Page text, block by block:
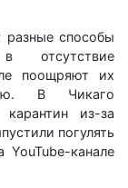
способы
отсутствие
поощряют их
В Чикаго
из-за
погулять
канале